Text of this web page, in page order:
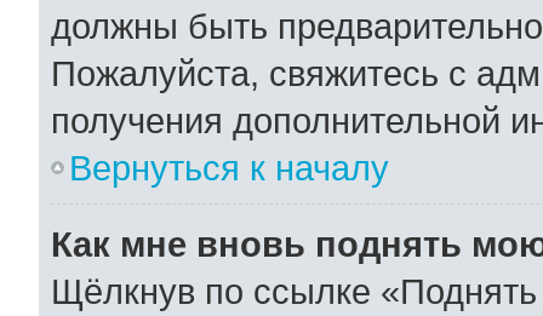
должны быть
Пожалуйста, свяжитесь с
получения дополнительной
Вернуться к началу
Как мне вновь поднять
Щёлкнув по ссылке